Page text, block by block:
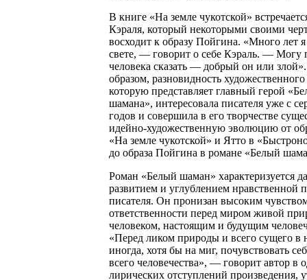
В книге «На земле чукотской»
Кэраля, который некоторыми своими
восходит к образу Пойгина. «Много лет
свете, — говорит о себе Кэраль. — Могу
человека сказать — добрый он или
образом, разновидность
которую представляет главный герой
шамана», интересовала писателя уже с
годов и совершила в его творчестве
идейно-художественную эволюцию от
«На земле чукотской» и Ятто в
до образа Пойгина в романе «Белый
Роман «Белый шаман» характеризуется
развитием и углублением нравственной
писателя. Он пронизан высоким
ответственности перед миром живой
человеком, настоящим и будущим
«Перед ликом природы и всего сущего в
иногда, хотя бы на миг, почувствовать
всего человечества», — говорит автор в
лирических отступлений произведения,